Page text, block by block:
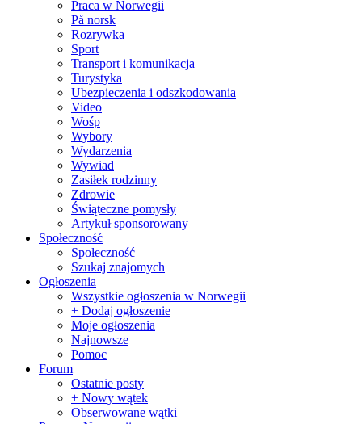
Praca w Norwegii
På norsk
Rozrywka
Sport
Transport i komunikacja
Turystyka
Ubezpieczenia i odszkodowania
Video
Wośp
Wybory
Wydarzenia
Wywiad
Zasiłek rodzinny
Zdrowie
Świąteczne pomysły
Artykuł sponsorowany
Społeczność
Społeczność
Szukaj znajomych
Ogłoszenia
Wszystkie ogłoszenia w Norwegii
+ Dodaj ogłoszenie
Moje ogłoszenia
Najnowsze
Pomoc
Forum
Ostatnie posty
+ Nowy wątek
Obserwowane wątki